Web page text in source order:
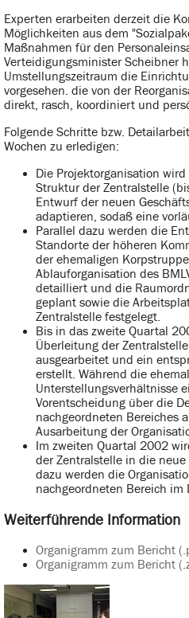
Experten erarbeiten derzeit die
Möglichkeiten aus dem
Maßnahmen für den
Verteidigungsminister Scheibner
Umstellungszeitraum die
vorgesehen. die von der
direkt, rasch, koordiniert und
Folgende Schritte bzw.
Wochen zu erledigen:
Die Projektorganisation
Struktur der Zentralstelle
Entwurf der neuen
adaptieren, sodaß eine
Parallel dazu werden die
Standorte der höheren
der ehemaligen
Ablauforganisation des
detailliert und die
geplant sowie die
Zentralstelle festgelegt.
Bis in das zweite Quartal
Überleitung der
ausgearbeitet und ein
erstellt. Während die
Unterstellungsverhältnisse
Vorentscheidung über die
nachgeordneten Bereiches
Ausarbeitung der
Im zweiten Quartal 2002
der Zentralstelle in die
dazu werden die
nachgeordneten Bereich im
Weiterführende Information
Organigramm zum Bericht
Organigramm zum Bericht